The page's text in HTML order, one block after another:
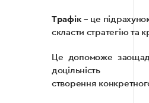
Трафік– це
скласти стратегію та
Це допоможе
доцільність
створення